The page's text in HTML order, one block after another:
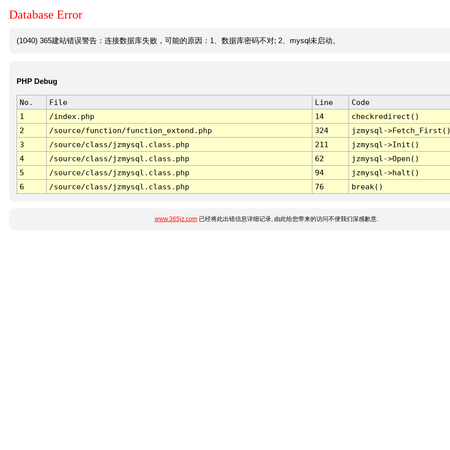
Database Error
(1040) 365建站错误警告：连接数据库失败，可能的原因：1、数据库密码不对; 2、mysql未启动。
PHP Debug
No. File Line
Code
1
/index.php 14
checkredirect()
2
/source/function/function_extend.php 324
jzmysql-
3
/source/class/jzmysql.class.php 211
jzmysql->Init()
4
/source/class/jzmysql.class.php 62
jzmysql->Open()
5
/source/class/jzmysql.class.php 94
jzmysql->halt()
6
/source/class/jzmysql.class.php 76 break()
www.365jz.com已经将此出错信息详细记录, 由此给您带来的访问不便我们深感歉意.